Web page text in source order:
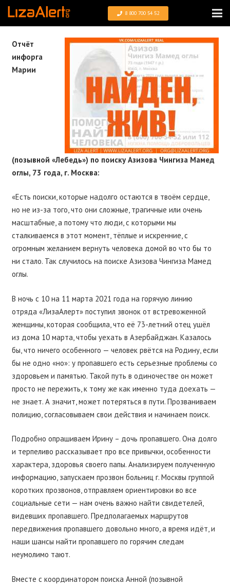
8 800 700 54 52
Отчёт
инфорга
Марии
(позывной «Лебедь») по поиску Азизова Чингиза Мамед
оглы, 73 года, г. Москва:
«Есть поиски, которые надолго остаются в твоём сердце,
но не из-за того, что они сложные, трагичные или очень
масштабные, а потому что люди, с которыми мы
сталкиваемся в этот момент, тёплые и искренние, с
огромным желанием вернуть человека домой во что бы то
ни стало. Так случилось на поиске Азизова Чингиза Мамед
оглы.
В ночь с 10 на 11 марта 2021 года на горячую линию
отряда «ЛизаАлерт» поступил звонок от встревоженной
женщины, которая сообщила, что её 73-летний отец ушёл
из дома 10 марта, чтобы уехать в Азербайджан. Казалось
бы, что ничего особенного — человек рвётся на Родину, если
бы не одно «но»: у пропавшего есть серьезные проблемы со
здоровьем и памятью. Такой путь в одиночестве он может
просто не пережить, к тому же как именно туда доехать —
не знает. А значит, может потеряться в пути. Прозваниваем
полицию, согласовываем свои действия и начинаем поиск.
Подробно опрашиваем Ирину – дочь пропавшего. Она долго
и терпеливо рассказывает про все привычки, особенности
характера, здоровья своего папы. Анализируем полученную
информацию, запускаем прозвон больниц г. Москвы группой
коротких прозвонов, отправляем ориентировки во все
социальные сети — нам очень важно найти свидетелей,
видевших пропавшего. Предполагаемых маршрутов
передвижения пропавшего довольно много, а время идёт, и
наши шансы найти пропавшего по горячим следам
неумолимо тают.
Вместе с координатором поиска Анной (позывной